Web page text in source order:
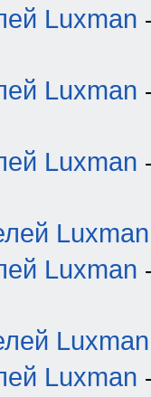
Luxman
Luxman
Luxman
Luxman
Luxman
Luxman
Luxman